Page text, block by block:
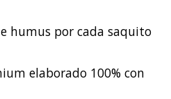
humus por cada saquito
elaborado 100% con